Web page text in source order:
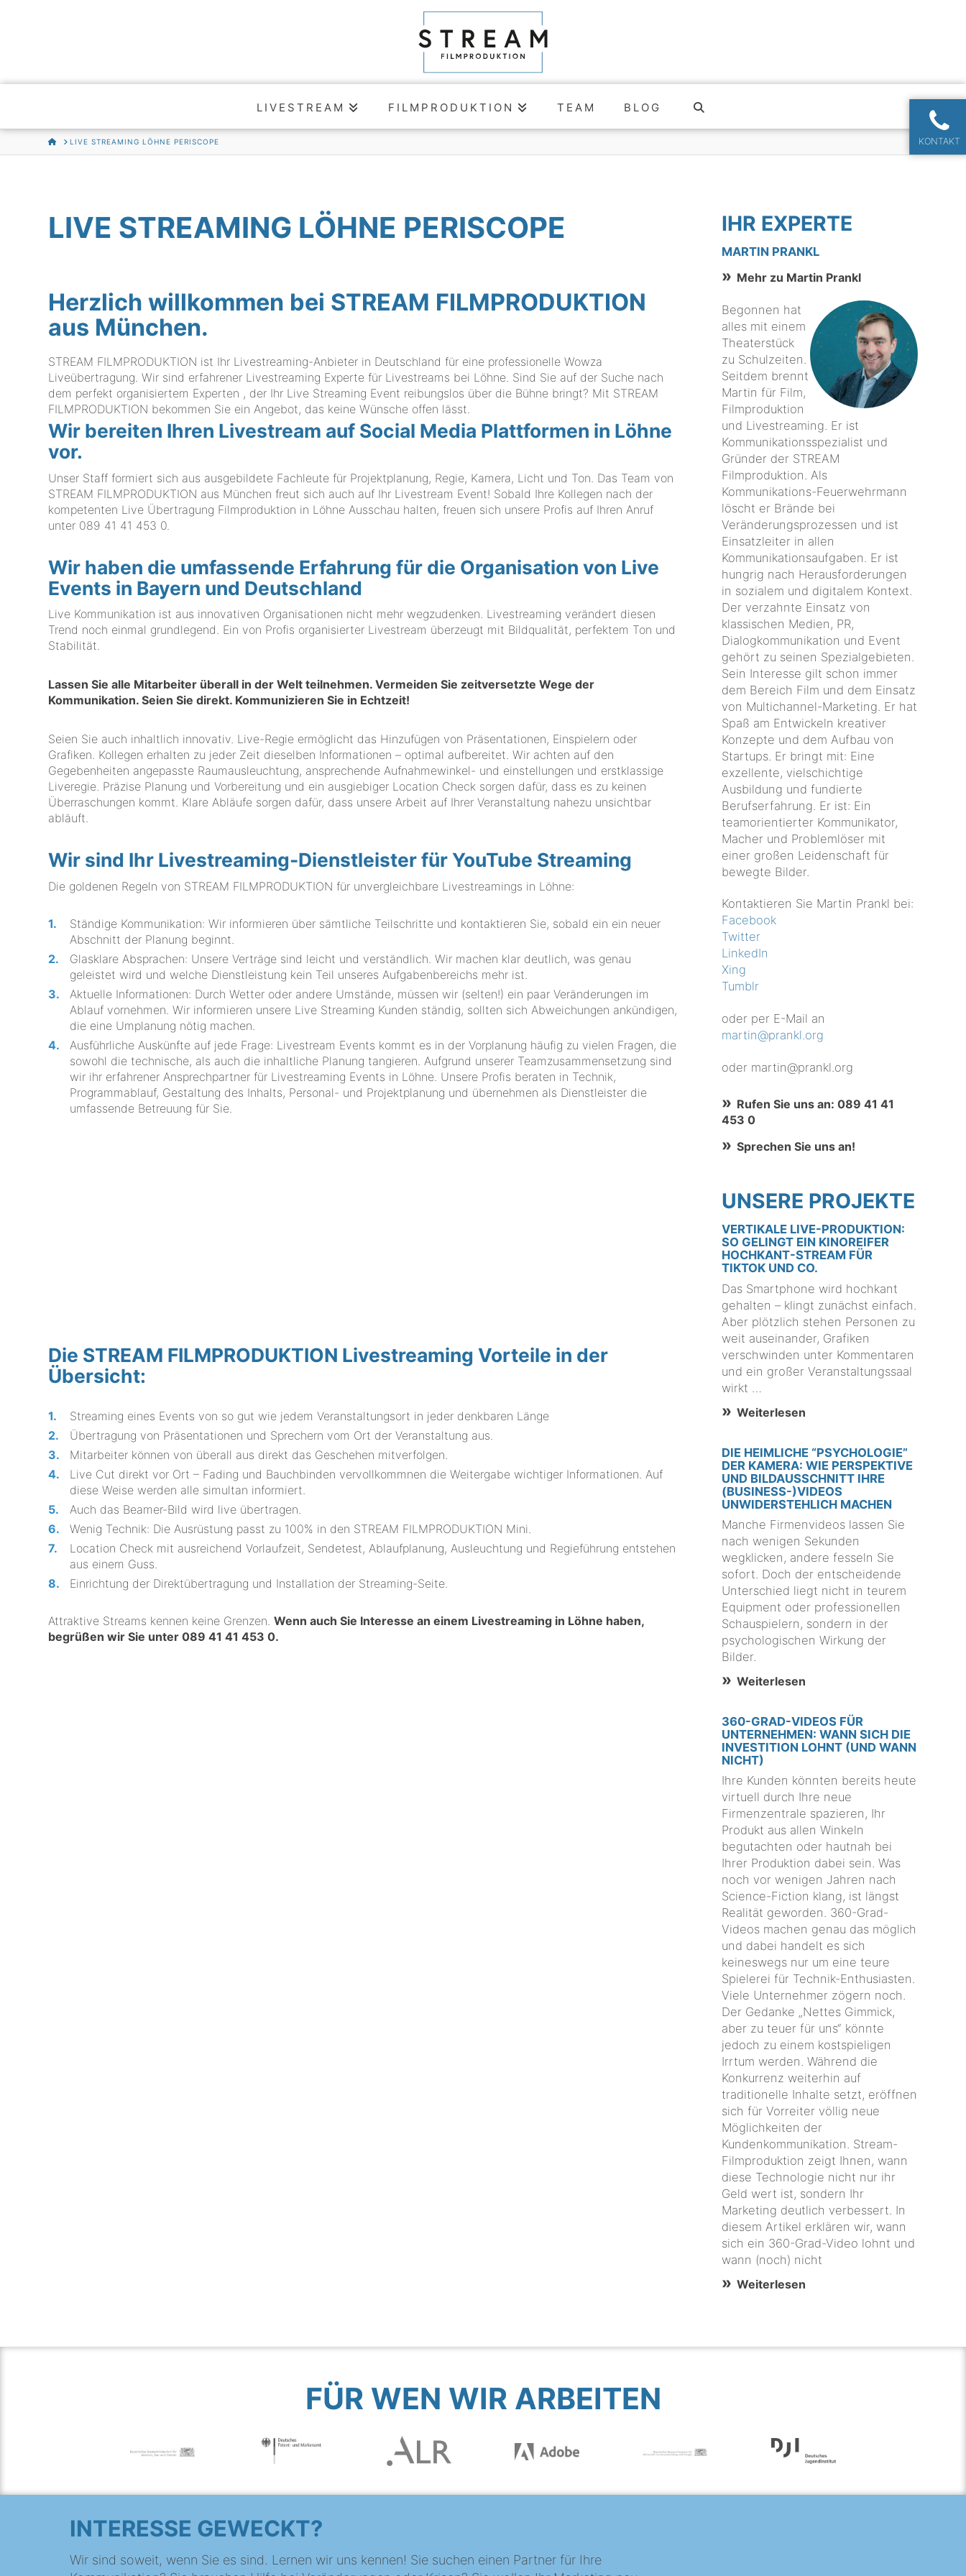
LIVESTREAM FILMPRODUKTION TEAM BLOG
HOMELIVE STREAMING LÖHNE PERISCOPE KONTAKT
LIVE STREAMING LÖHNE PERISCOPE
Herzlich willkommen bei STREAM FILMPRODUKTION
aus München.
STREAM FILMPRODUKTION ist Ihr Livestreaming-Anbieter in Deutschland für eine professionelle Wowza
Liveübertragung. Wir sind erfahrener Livestreaming Experte für Livestreams bei Löhne. Sind Sie auf der Suche nach
dem perfekt organisiertem Experten , der Ihr Live Streaming Event reibungslos über die Bühne bringt? Mit STREAM
FILMPRODUKTION bekommen Sie ein Angebot, das keine Wünsche offen lässt.
Wir bereiten Ihren Livestream auf Social Media Plattformen in Löhne
vor.
Unser Staff formiert sich aus ausgebildete Fachleute für Projektplanung, Regie, Kamera, Licht und Ton. Das Team von
STREAM FILMPRODUKTION aus München freut sich auch auf Ihr Livestream Event! Sobald Ihre Kollegen nach der
kompetenten Live Übertragung Filmproduktion in Löhne Ausschau halten, freuen sich unsere Profis auf Ihren Anruf
unter 089 41 41 453 0
Wir haben die umfassende Erfahrung für die Organisation von Live
Events in Bayern und Deutschland
Live Kommunikation ist aus innovativen Organisationen nicht mehr wegzudenken. Livestreaming verändert diesen
Trend noch einmal grundlegend. Ein von Profis organisierter Livestream überzeugt mit Bildqualität, perfektem Ton und
Stabilität.
Lassen Sie alle Mitarbeiter überall in der Welt teilnehmen. Vermeiden Sie zeitversetzte Wege der
Kommunikation. Seien Sie direkt. Kommunizieren Sie in Echtzeit!
Seien Sie auch inhaltlich innovativ. Live-Regie ermöglicht das Hinzufügen von Präsentationen, Einspielern oder
Grafiken. Kollegen erhalten zu jeder Zeit dieselben Informationen – optimal aufbereitet. Wir achten auf den
Gegebenheiten angepasste Raumausleuchtung, ansprechende Aufnahmewinkel- und einstellungen und erstklassige
Liveregie. Präzise Planung und Vorbereitung und ein ausgiebiger Location Check sorgen dafür, dass es zu keinen
Überraschungen kommt. Klare Abläufe sorgen dafür, dass unsere Arbeit auf Ihrer Veranstaltung nahezu unsichtbar
abläuft.
Wir sind Ihr Livestreaming-Dienstleister für YouTube Streaming
Die goldenen Regeln von STREAM FILMPRODUKTION für unvergleichbare Livestreamings in Löhne:
Ständige Kommunikation: Wir informieren über sämtliche Teilschritte und kontaktieren Sie, sobald ein ein neuer
Abschnitt der Planung beginnt.
Glasklare Absprachen: Unsere Verträge sind leicht und verständlich. Wir machen klar deutlich, was genau
geleistet wird und welche Dienstleistung kein Teil unseres Aufgabenbereichs mehr ist.
Aktuelle Informationen: Durch Wetter oder andere Umstände, müssen wir (selten!) ein paar Veränderungen im
Ablauf vornehmen. Wir informieren unsere Live Streaming Kunden ständig, sollten sich Abweichungen ankündigen,
die eine Umplanung nötig machen.
Ausführliche Auskünfte auf jede Frage: Livestream Events kommt es in der Vorplanung häufig zu vielen Fragen, die
sowohl die technische, als auch die inhaltliche Planung tangieren. Aufgrund unserer Teamzusammensetzung sind
wir ihr erfahrener Ansprechpartner für Livestreaming Events in Löhne. Unsere Profis beraten in Technik,
Programmablauf, Gestaltung des Inhalts, Personal- und Projektplanung und übernehmen als Dienstleister die
umfassende Betreuung für Sie.
Die STREAM FILMPRODUKTION Livestreaming Vorteile in der
Übersicht:
Streaming eines Events von so gut wie jedem Veranstaltungsort in jeder denkbaren Länge
Übertragung von Präsentationen und Sprechern vom Ort der Veranstaltung aus.
Mitarbeiter können von überall aus direkt das Geschehen mitverfolgen.
Live Cut direkt vor Ort – Fading und Bauchbinden vervollkommnen die Weitergabe wichtiger Informationen. Auf
diese Weise werden alle simultan informiert.
Auch das Beamer-Bild wird live übertragen.
Wenig Technik: Die Ausrüstung passt zu 100% in den STREAM FILMPRODUKTION Mini.
Location Check mit ausreichend Vorlaufzeit, Sendetest, Ablaufplanung, Ausleuchtung und Regieführung entstehen
aus einem Guss.
Einrichtung der Direktübertragung und Installation der Streaming-Seite.
Attraktive Streams kennen keine Grenzen.Wenn auch Sie Interesse an einem Livestreaming in Löhne haben,
begrüßen wir Sie unter089 41 41 453 0.
IHR EXPERTE
MARTIN PRANKL
Mehr zu Martin Prankl
Begonnen hat
alles mit einem
Theaterstück
zu Schulzeiten.
Seitdem brennt
Martin für Film,
Filmproduktion
und Livestreaming. Er ist
Kommunikationsspezialist und
Gründer der STREAM
Filmproduktion. Als
Kommunikations-Feuerwehrmann
löscht er Brände bei
Veränderungsprozessen und ist
Einsatzleiter in allen
Kommunikationsaufgaben. Er ist
hungrig nach Herausforderungen
in sozialem und digitalem Kontext.
Der verzahnte Einsatz von
klassischen Medien, PR,
Dialogkommunikation und Event
gehört zu seinen Spezialgebieten.
Sein Interesse gilt schon immer
dem Bereich Film und dem Einsatz
von Multichannel-Marketing. Er hat
Spaß am Entwickeln kreativer
Konzepte und dem Aufbau von
Startups. Er bringt mit: Eine
exzellente, vielschichtige
Ausbildung und fundierte
Berufserfahrung. Er ist: Ein
teamorientierter Kommunikator,
Macher und Problemlöser mit
einer großen Leidenschaft für
bewegte Bilder.
Kontaktieren Sie Martin Prankl bei:
Facebook
Twitter
LinkedIn
Xing
Tumblr
oder per E-Mail an
martin@prankl.org
oder martin@prankl.org
Rufen Sie uns an: 089 41 41
453 0
Sprechen Sie uns an!
UNSERE PROJEKTE
VERTIKALE LIVE-PRODUKTION:
SO GELINGT EIN KINOREIFER
HOCHKANT-STREAM FÜR
TIKTOK UND CO.
Das Smartphone wird hochkant
gehalten – klingt zunächst einfach.
Aber plötzlich stehen Personen zu
weit auseinander, Grafiken
verschwinden unter Kommentaren
und ein großer Veranstaltungssaal
wirkt …
Weiterlesen
DIE HEIMLICHE “PSYCHOLOGIE”
DER KAMERA: WIE PERSPEKTIVE
UND BILDAUSSCHNITT IHRE
(BUSINESS-)VIDEOS
UNWIDERSTEHLICH MACHEN
Manche Firmenvideos lassen Sie
nach wenigen Sekunden
wegklicken, andere fesseln Sie
sofort. Doch der entscheidende
Unterschied liegt nicht in teurem
Equipment oder professionellen
Schauspielern, sondern in der
psychologischen Wirkung der
Bilder.
Weiterlesen
360-GRAD-VIDEOS FÜR
UNTERNEHMEN: WANN SICH DIE
INVESTITION LOHNT (UND WANN
NICHT)
Ihre Kunden könnten bereits heute
virtuell durch Ihre neue
Firmenzentrale spazieren, Ihr
Produkt aus allen Winkeln
begutachten oder hautnah bei
Ihrer Produktion dabei sein. Was
noch vor wenigen Jahren nach
Science-Fiction klang, ist längst
Realität geworden. 360-Grad-
Videos machen genau das möglich
und dabei handelt es sich
keineswegs nur um eine teure
Spielerei für Technik-Enthusiasten.
Viele Unternehmer zögern noch.
Der Gedanke „Nettes Gimmick,
aber zu teuer für uns“ könnte
jedoch zu einem kostspieligen
Irrtum werden. Während die
Konkurrenz weiterhin auf
traditionelle Inhalte setzt, eröffnen
sich für Vorreiter völlig neue
Möglichkeiten der
Kundenkommunikation. Stream-
Filmproduktion zeigt Ihnen, wann
diese Technologie nicht nur ihr
Geld wert ist, sondern Ihr
Marketing deutlich verbessert. In
diesem Artikel erklären wir, wann
sich ein 360-Grad-Video lohnt und
wann (noch) nicht
Weiterlesen
FÜR WEN WIR ARBEITEN
INTERESSE GEWECKT?
Wir sind soweit, wenn Sie es sind. Lernen wir uns kennen! Sie suchen einen Partner für Ihre